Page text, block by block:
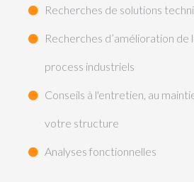
Recherches de solutions
Recherches d’amélioration
process industriels
Conseils à l'entretien, au
votre structure
Analyses fonctionnelles